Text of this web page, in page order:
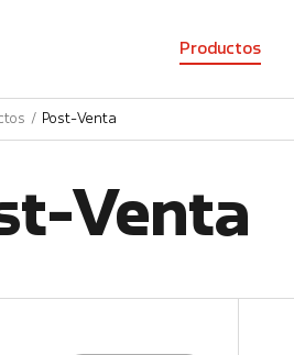
Productos
Post-Venta
Venta